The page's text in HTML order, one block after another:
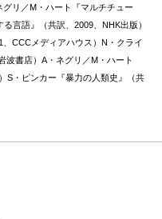
グリ／M・ハート『マルチチュー
言語』（共訳、2009、NHK出版）
CCCメディアハウス）N・クライ
波書店）A・ネグリ／M・ハート
S・ピンカー『暴力の人類史』（共